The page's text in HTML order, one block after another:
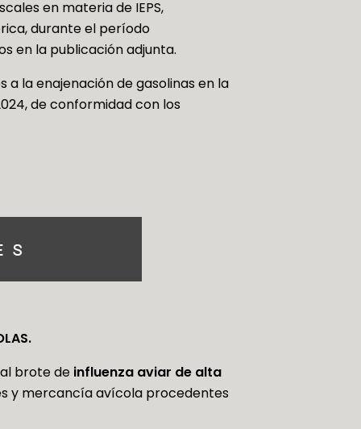
en materia de IEPS,
durante el período
en la publicación adjunta.
a la enajenación de gasolinas en la
de conformidad con los
brote de influenza aviar de alta
y mercancía avícola procedentes